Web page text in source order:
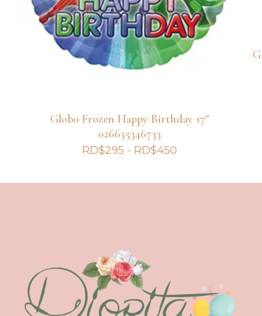
Globo Frozen Happy Birthday 17″
026635346733
RD$295 - RD$450Rango